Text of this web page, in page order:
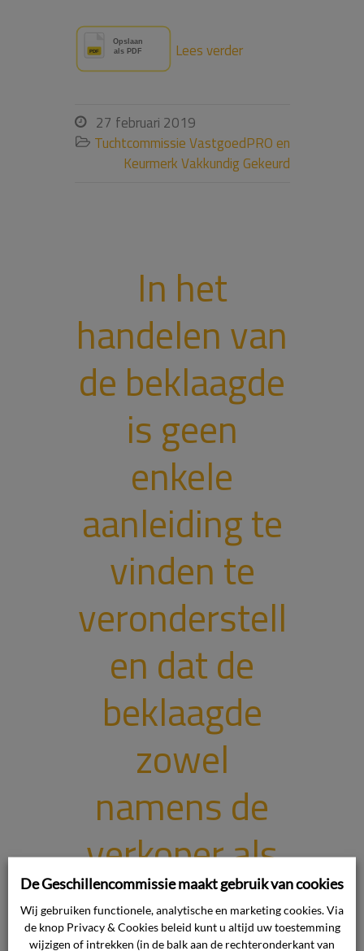
Lees verder
 27 februari 2019
 Tuchtcommissie VastgoedPRO en
Keurmerk Vakkundig Gekeurd
In het
handelen van
de beklaagde
is geen
enkele
aanleiding te
vinden te
veronderstell
en dat de
beklaagde
zowel
namens de
verkoper als
de koper
De Geschillencommissie maakt gebruik van cookies
Wij gebruiken functionele, analytische en marketing cookies. Via
de knop Privacy & Cookies beleid kunt u altijd uw toestemming
wijzigen of intrekken (in de balk aan de rechteronderkant van